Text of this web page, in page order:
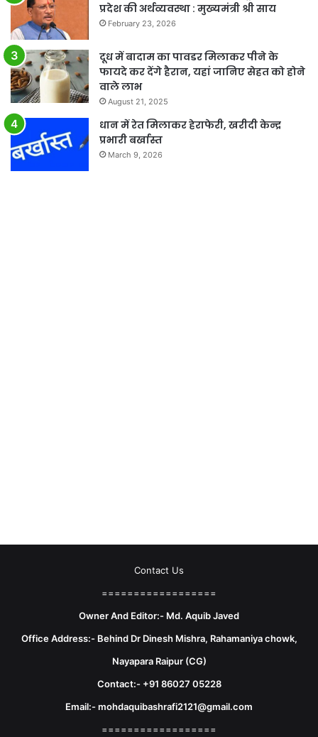
प्रदेश की अर्थव्यवस्था : मुख्यमंत्री श्री साय
February 23, 2026
दूध में बादाम का पावडर मिलाकर पीने के
फायदे कर देंगे हैरान, यहां जानिए सेहत को होने
वाले लाभ
August 21, 2025
धान में रेत मिलाकर हेराफेरी, खरीदी केन्द्र
प्रभारी बर्खास्त
March 9, 2026
Contact Us
==================
Owner And Editor:- Md. Aquib Javed
Office Address:- Behind Dr Dinesh Mishra, Rahamaniya chowk,
Nayapara Raipur (CG)
Contact:- +91 86027 05228
Email:- mohdaquibashrafi2121@gmail.com
==================